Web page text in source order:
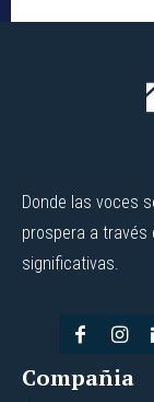
Donde las voces
prospera a través
significativas.
Compañia